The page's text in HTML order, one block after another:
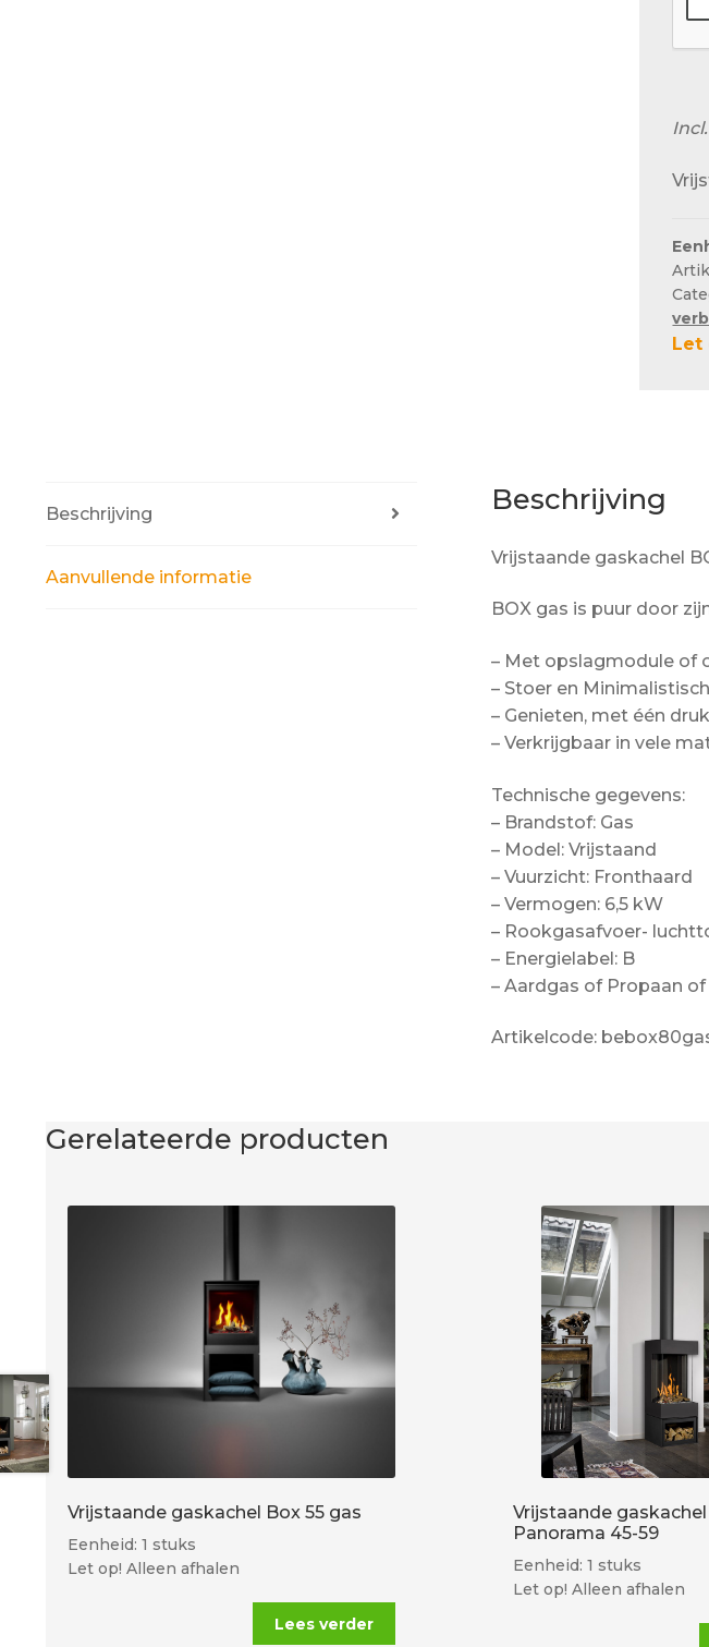
Let
Beschrijving
Aanvullende informatie
Beschrijving
Vrijstaande gaskachel
BOX gas is puur door
– Met opslagmodule of
– Stoer en Minimalistisch
– Genieten, met één
– Verkrijgbaar in vele
Technische gegevens:
– Brandstof: Gas
– Model: Vrijstaand
– Vuurzicht: Fronthaard
– Vermogen: 6,5 kW
– Rookgasafvoer-
– Energielabel: B
– Aardgas of Propaan
Artikelcode:
Gerelateerde producten
Vrijstaande gaskachel Box 55 gas
Eenheid: 1 stuks
Let op! Alleen afhalen
Lees verder
Vrijstaande
Panorama 45-59
Eenheid: 1 stuks
Let op! Alleen afhalen